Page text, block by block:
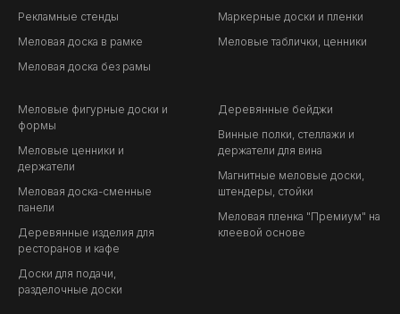
Рекламные стенды
Меловая доска в рамке
Меловая доска без рамы
Маркерные доски и пленки
Меловые таблички, ценники
Меловые фигурные доски и
формы
Меловые ценники и
держатели
Меловая доска-сменные
панели
Деревянные изделия для
ресторанов и кафе
Доски для подачи,
разделочные доски
Деревянные бейджи
Винные полки, стеллажи и
держатели для вина
Магнитные меловые доски,
штендеры, стойки
Меловая пленка "Премиум" на
клеевой основе